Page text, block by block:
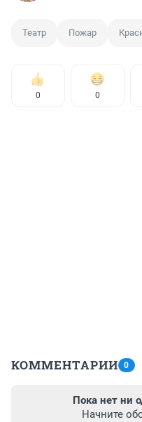
Театр Пожар
0 0
КОММЕНТАРИИ 0
Пока нет ни
Начните